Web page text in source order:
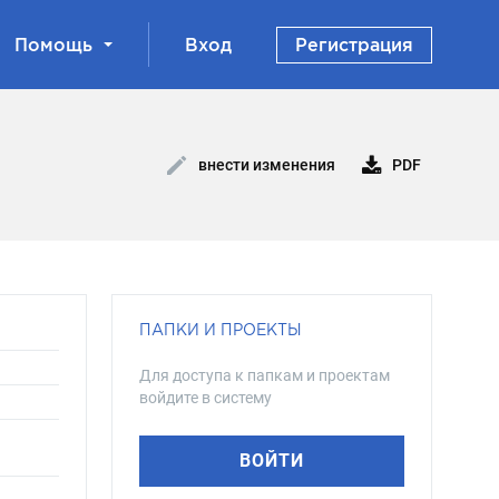
Помощь Вход Регистрация
внести изменения PDF
ПАПКИ И ПРОЕКТЫ
Для доступа к папкам и проектам
войдите в систему
ВОЙТИ